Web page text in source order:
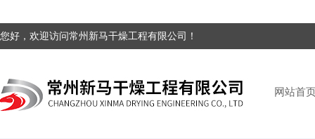
您好，欢迎访问常州新马干燥工程有限公司！
网站首